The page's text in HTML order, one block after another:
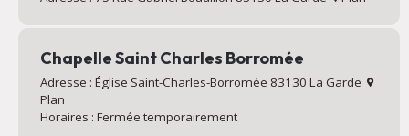
Chapelle Saint Charles Borromée
Adresse : Église Saint-Charles-Borromée 83130 La Garde
Plan
Horaires : Fermée temporairement